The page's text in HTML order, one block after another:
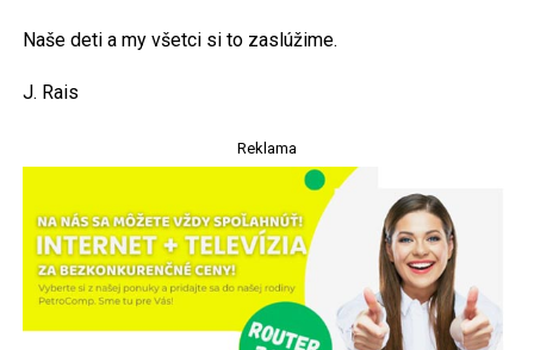
Naše deti a my všetci si to zaslúžime.
J. Rais
Reklama